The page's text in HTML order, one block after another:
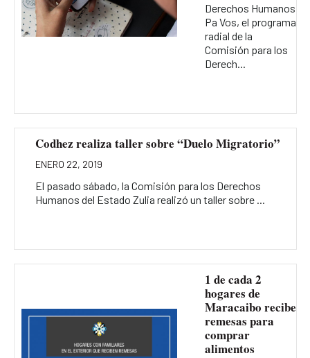
Derechos Humanos
Pa Vos, el programa
radial de la
Comisión para los
Derech...
Codhez realiza taller sobre “Duelo Migratorio”
ENERO 22, 2019
El pasado sábado, la Comisión para los Derechos
Humanos del Estado Zulia realizó un taller sobre ...
1 de cada 2
hogares de
Maracaibo recibe
remesas para
comprar
alimentos